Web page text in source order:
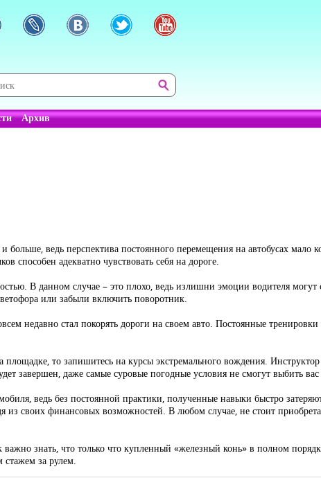
Архив
ведь перспектива постоянного перемещения на автобусах мало
способен адекватно чувствовать себя на дороге.
В данном случае – это плохо, ведь излишни эмоции водителя
или забыли включить поворотник.
недавно стал покорять дороги на своем авто. Постоянные
то запишитесь на курсы экстремального вождения.
завершен, даже самые суровые погодные условия не смогут выбить вас
ведь без постоянной практики, полученные навыки быстро
своих финансовых возможностей. В любом случае, не стоит
знать, что только что купленный «железный конь» в полном
стажем за рулем.